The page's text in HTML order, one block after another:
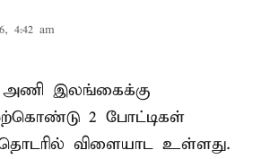
4:42 am
அணி இலங்கைக்கு
2 போட்டிகள்
விளையாட உள்ளது.